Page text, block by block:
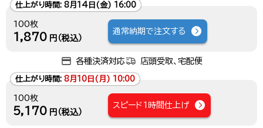
仕上がり時間: 8月14日(金) 16:00
100枚
1,870 円（税込）
通常納期で注文する
各種決済対応 店頭受取、宅配便
仕上がり時間: 8月10日(月) 10:00
100枚
5,170 円（税込）
スピード1時間仕上げ